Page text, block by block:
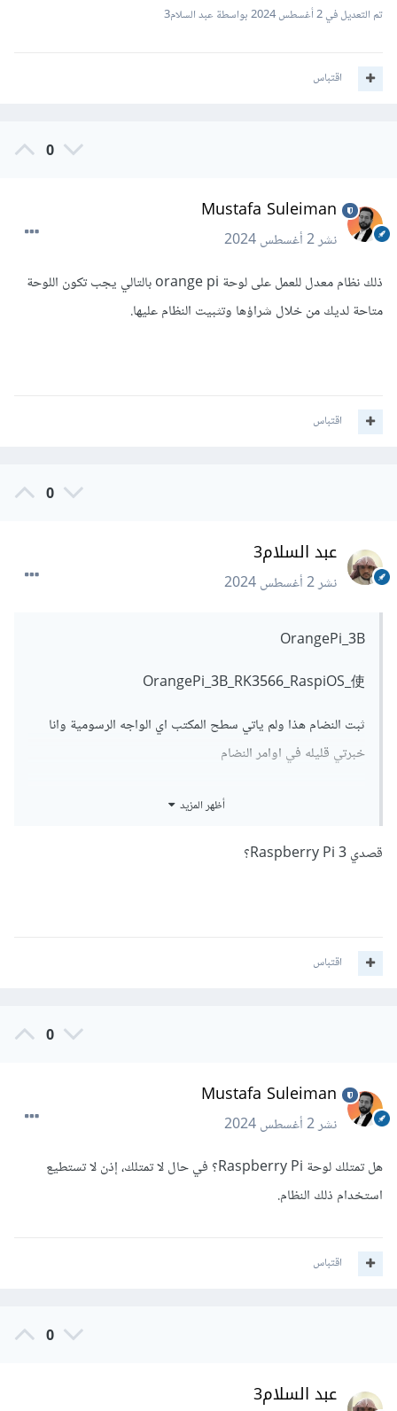
تم التعديل في2 أغسطس 2024 بواسطة عبد السلام3
اقتباس
0
Mustafa Suleiman
نشر2 أغسطس 2024
ذلك نظام معدل للعمل على لوحة orange pi بالتالي يجب تكون اللوحة
متاحة لديك من خلال شراؤها وتثبيت النظام عليها.
اقتباس
0
عبد السلام3
نشر2 أغسطس 2024
OrangePi_3B
OrangePi_3B_RK3566_RaspiOS_使
ثبت النضام هذا ولم ياتي سطح المكتب اي الواجه الرسومية وانا
خبرتي قليله في اوامر النضام
هذا موقع اللي حملة من النضام
images
أظهر المزيد
قصدي Raspberry Pi 3؟
اقتباس
0
Mustafa Suleiman
نشر2 أغسطس 2024
هل تمتلك لوحة Raspberry Pi؟ في حال لا تمتلك، إذن لا تستطيع
استخدام ذلك النظام.
اقتباس
0
عبد السلام3